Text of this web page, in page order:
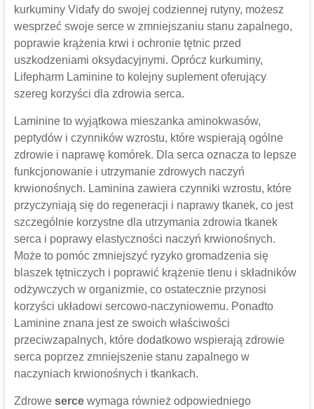
kurkuminy Vidafy do swojej codziennej rutyny, możesz
wesprzeć swoje serce w zmniejszaniu stanu zapalnego,
poprawie krążenia krwi i ochronie tętnic przed
uszkodzeniami oksydacyjnymi. Oprócz kurkuminy,
Lifepharm Laminine to kolejny suplement oferujący
szereg korzyści dla zdrowia serca.
Laminine to wyjątkowa mieszanka aminokwasów,
peptydów i czynników wzrostu, które wspierają ogólne
zdrowie i naprawę komórek. Dla serca oznacza to lepsze
funkcjonowanie i utrzymanie zdrowych naczyń
krwionośnych. Laminina zawiera czynniki wzrostu, które
przyczyniają się do regeneracji i naprawy tkanek, co jest
szczególnie korzystne dla utrzymania zdrowia tkanek
serca i poprawy elastyczności naczyń krwionośnych.
Może to pomóc zmniejszyć ryzyko gromadzenia się
blaszek tętniczych i poprawić krążenie tlenu i składników
odżywczych w organizmie, co ostatecznie przynosi
korzyści układowi sercowo-naczyniowemu. Ponadto
Laminine znana jest ze swoich właściwości
przeciwzapalnych, które dodatkowo wspierają zdrowie
serca poprzez zmniejszenie stanu zapalnego w
naczyniach krwionośnych i tkankach.
Zdrowe sercewymaga również odpowiedniego